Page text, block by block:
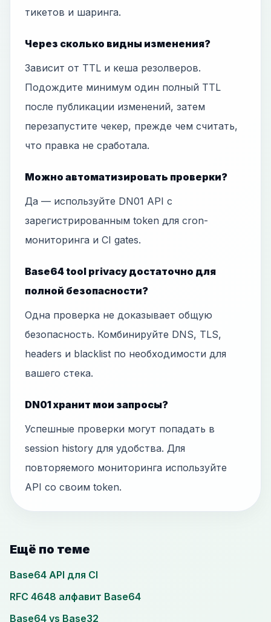
тикетов и шаринга.
Через сколько видны изменения?
Зависит от TTL и кеша резолверов.
Подождите минимум один полный TTL
после публикации изменений, затем
перезапустите чекер, прежде чем считать,
что правка не сработала.
Можно автоматизировать проверки?
Да — используйте DN01 API с
зарегистрированным token для cron-
мониторинга и CI gates.
Base64 tool privacy достаточно для
полной безопасности?
Одна проверка не доказывает общую
безопасность. Комбинируйте DNS, TLS,
headers и blacklist по необходимости для
вашего стека.
DN01 хранит мои запросы?
Успешные проверки могут попадать в
session history для удобства. Для
повторяемого мониторинга используйте
API со своим token.
Ещё по теме
Base64 API для CI
RFC 4648 алфавит Base64
Base64 vs Base32